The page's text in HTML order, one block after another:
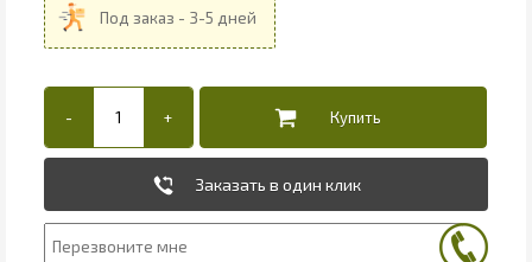
Заказать в один клик